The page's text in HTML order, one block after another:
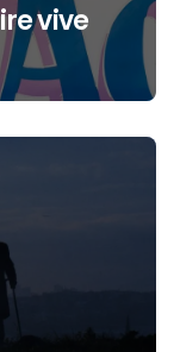
vive